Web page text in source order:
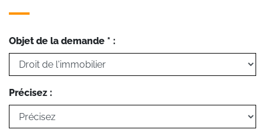
Objet de la demande * :
Précisez :